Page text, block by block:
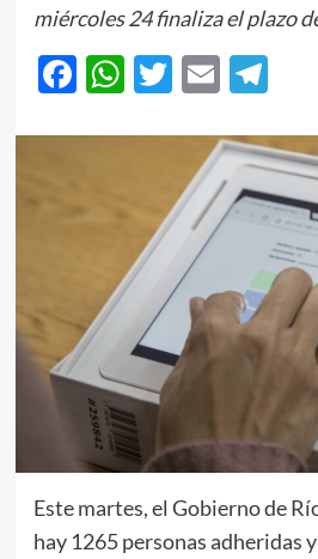
miércoles 24 finaliza el plazo
Facebook
WhatsApp
Twitter
Email
Este martes, el Gobierno de
hay 1265 personas adheridas